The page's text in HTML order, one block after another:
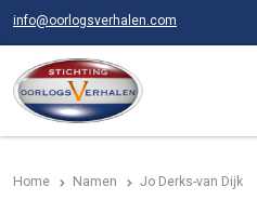
info@oorlogsverhalen.com
Home Namen Jo Derks-van Dijk